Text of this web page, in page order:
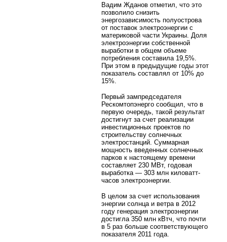
Вадим Жданов отметил, что это
позволило снизить
энергозависимость полуострова
от поставок электроэнергии с
материковой части Украины. Доля
электроэнергии собственной
выработки в общем объеме
потребления составила 19,5%.
При этом в предыдущие годы этот
показатель составлял от 10% до
15%.
Первый зампредседателя
Рескомтопэнерго сообщил, что в
первую очередь, такой результат
достигнут за счет реализации
инвестиционных проектов по
строительству солнечных
электростанций. Суммарная
мощность введенных солнечных
парков к настоящему времени
составляет 230 МВт, годовая
выработка — 303 млн киловатт-
часов электроэнергии.
В целом за счет использования
энергии солнца и ветра в 2012
году генерация электроэнергии
достигла 350 млн кВтч, что почти
в 5 раз больше соответствующего
показателя 2011 года.